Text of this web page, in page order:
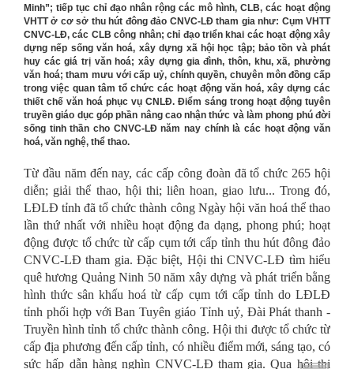
Minh”; tiếp tục chỉ đạo nhân rộng các mô hình, CLB, các hoạt động
VHTT ở cơ sở thu hút đông đảo CNVC-LĐ tham gia như: Cụm VHTT
CNVC-LĐ, các CLB công nhân; chỉ đạo triển khai các hoạt động xây
dựng nếp sống văn hoá, xây dựng xã hội học tập; bảo tồn và phát
huy các giá trị văn hoá; xây dựng gia đình, thôn, khu, xã, phường
văn hoá; tham mưu với cấp uỷ, chính quyền, chuyên môn đồng cấp
trong việc quan tâm tổ chức các hoạt động văn hoá, xây dựng các
thiết chế văn hoá phục vụ CNLĐ. Điểm sáng trong hoạt động tuyên
truyền giáo dục góp phần nâng cao nhận thức và làm phong phú đời
sống tinh thần cho CNVC-LĐ năm nay chính là các hoạt động văn
hoá, văn nghệ, thể thao.
Từ đầu năm đến nay, các cấp công đoàn đã tổ chức 265 hội
diễn; giải thể thao, hội thi; liên hoan, giao lưu... Trong đó,
LĐLĐ tỉnh đã tổ chức thành công Ngày hội văn hoá thể thao
lần thứ nhất với nhiều hoạt động đa dạng, phong phú; hoạt
động được tổ chức từ cấp cụm tới cấp tỉnh thu hút đông đảo
CNVC-LĐ tham gia. Đặc biệt, Hội thi CNVC-LĐ tìm hiểu
quê hương Quảng Ninh 50 năm xây dựng và phát triển bằng
hình thức sân khấu hoá từ cấp cụm tới cấp tỉnh do LĐLĐ
tỉnh phối hợp với Ban Tuyên giáo Tỉnh uỷ, Đài Phát thanh -
Truyền hình tỉnh tổ chức thành công. Hội thi được tổ chức từ
cấp địa phương đến cấp tỉnh, có nhiều điểm mới, sáng tạo, có
sức hấp dẫn hàng nghìn CNVC-LĐ tham gia. Qua hội thi